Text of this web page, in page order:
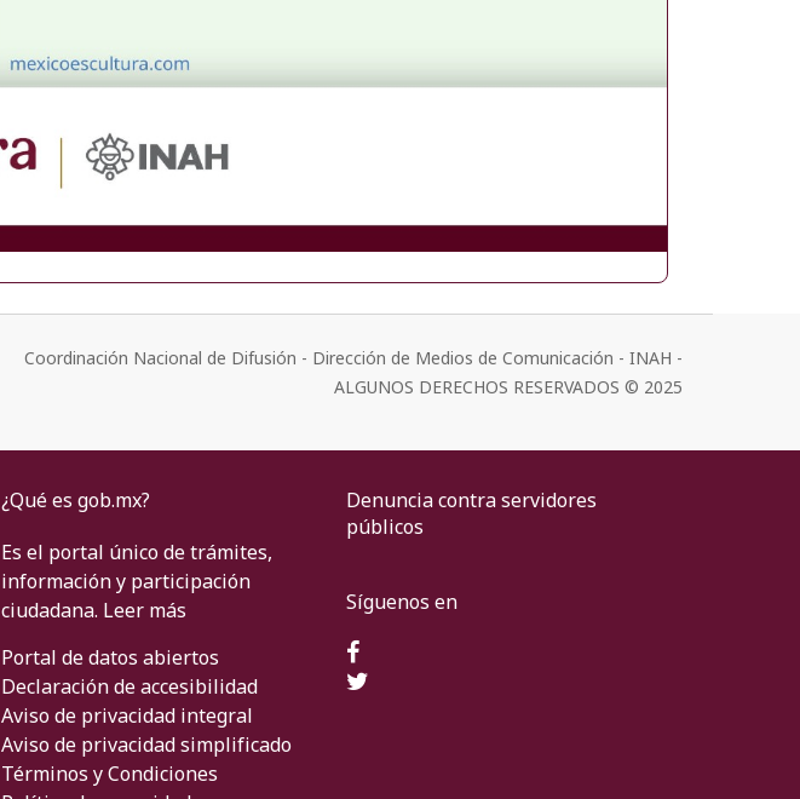
Coordinación Nacional de Difusión - Dirección de Medios de Comunicación - INAH -
ALGUNOS DERECHOS RESERVADOS © 2025
¿Qué es gob.mx?
Es el portal único de trámites,
información y participación
ciudadana. Leer más
Portal de datos abiertos
Declaración de accesibilidad
Aviso de privacidad integral
Aviso de privacidad simplificado
Términos y Condiciones
Denuncia contra servidores
públicos
Síguenos en